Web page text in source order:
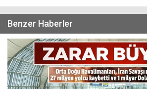
Benzer Haberler